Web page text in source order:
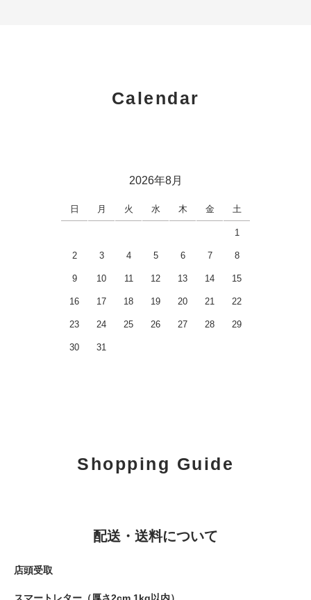
Calendar
2026年8月
日 月 火 水 木 金 土
1
2 3 4 5 6 7 8
9 10 11 12 13 14 15
16 17 18 19 20 21 22
23 24 25 26 27 28 29
30 31
Shopping Guide
配送・送料について
店頭受取